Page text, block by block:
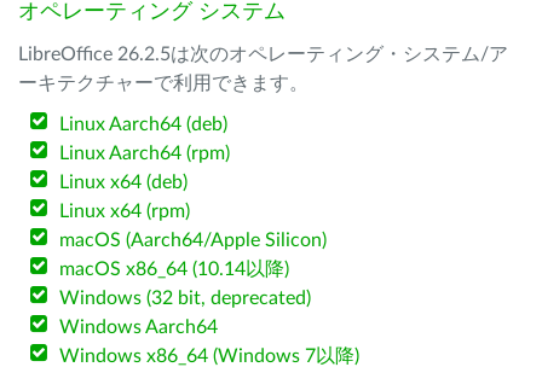
オペレーティング システム
LibreOffice 26.2.5は次のオペレーティング・システム/ア
ーキテクチャーで利用できます。
Linux Aarch64 (deb)
Linux Aarch64 (rpm)
Linux x64 (deb)
Linux x64 (rpm)
macOS (Aarch64/Apple Silicon)
macOS x86_64 (10.14以降)
Windows (32 bit, deprecated)
Windows Aarch64
Windows x86_64 (Windows 7以降)